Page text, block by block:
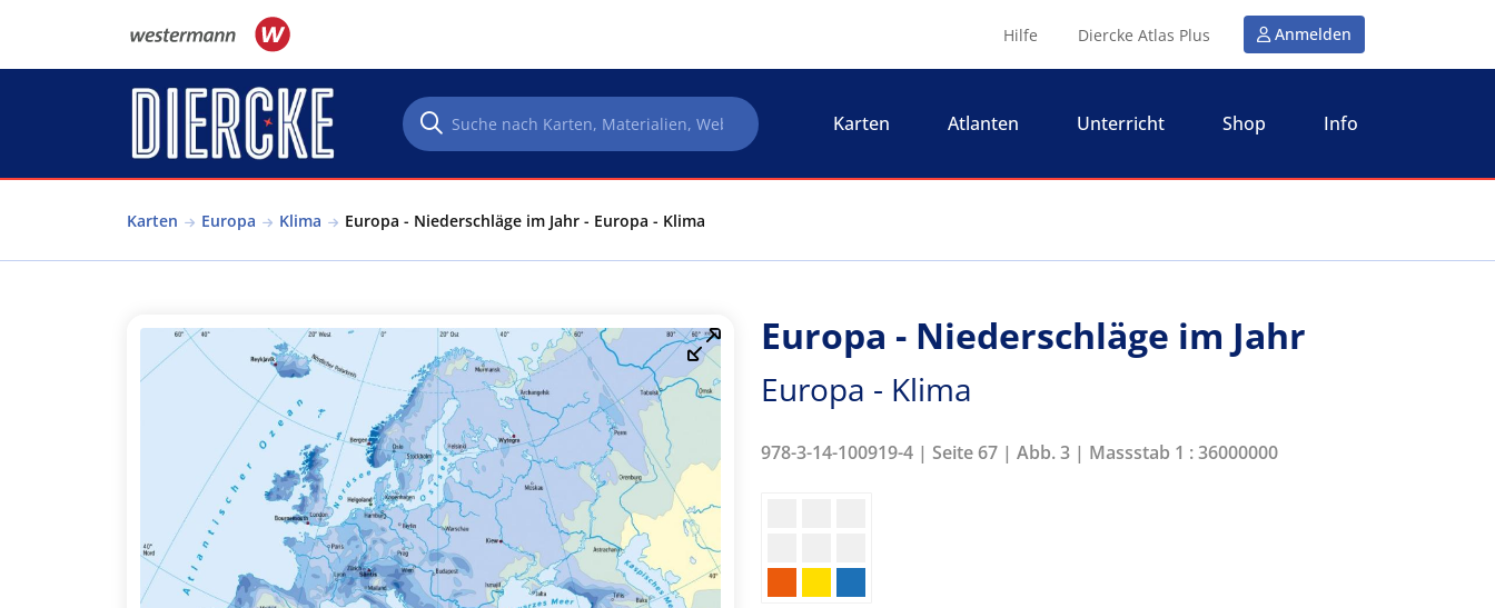
Hilfe Diercke Atlas Plus Anmelden
Karten Atlanten Unterricht Shop Info
Karten Europa Klima Europa - Niederschläge im Jahr - Europa - Klima
Europa - Niederschläge im Jahr
Europa - Klima
978-3-14-100919-4 | Seite 67 | Abb. 3 | Massstab 1 : 36000000